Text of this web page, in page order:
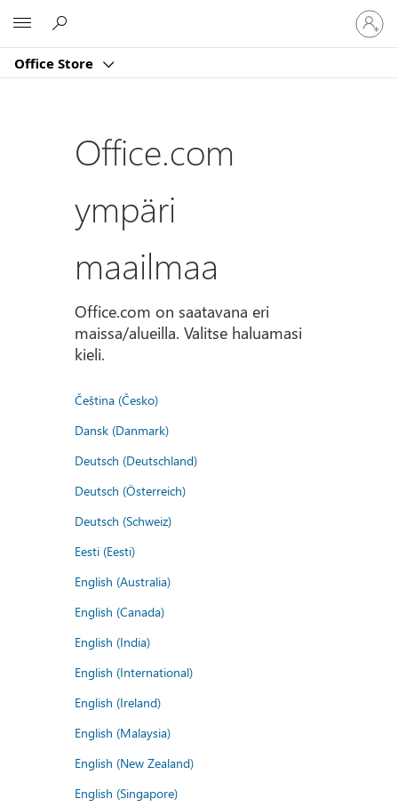
Office Store
sisään
tilille
Office.com
ympäri
maailmaa
Office.com on saatavana eri
maissa/alueilla. Valitse haluamasi
kieli.
Čeština (Česko)
Dansk (Danmark)
Deutsch (Deutschland)
Deutsch (Österreich)
Deutsch (Schweiz)
Eesti (Eesti)
English (Australia)
English (Canada)
English (India)
English (International)
English (Ireland)
English (Malaysia)
English (New Zealand)
English (Singapore)